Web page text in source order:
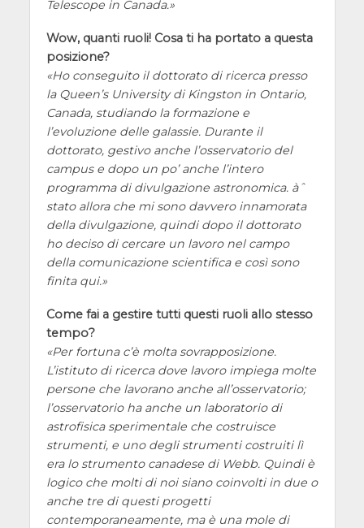
Telescope in Canada.
Wow, quanti ruoli! Cosa ti ha portato a questa
posizione?
Ho conseguito il dottorato di ricerca presso
la Queen’s University di Kingston in Ontario,
Canada, studiando la formazione e
l’evoluzione delle galassie. Durante il
dottorato, gestivo anche l’osservatorio del
campus e dopo un po’ anche l’intero
programma di divulgazione astronomica. àˆ
stato allora che mi sono davvero innamorata
della divulgazione, quindi dopo il dottorato
ho deciso di cercare un lavoro nel campo
della comunicazione scientifica e così sono
finita qui.
Come fai a gestire tutti questi ruoli allo stesso
tempo?
Per fortuna c’è molta sovrapposizione.
L’istituto di ricerca dove lavoro impiega molte
persone che lavorano anche all’osservatorio;
l’osservatorio ha anche un laboratorio di
astrofisica sperimentale che costruisce
strumenti, e uno degli strumenti costruiti lì
era lo strumento canadese di Webb. Quindi è
logico che molti di noi siano coinvolti in due o
anche tre di questi progetti
contemporaneamente, ma è una mole di